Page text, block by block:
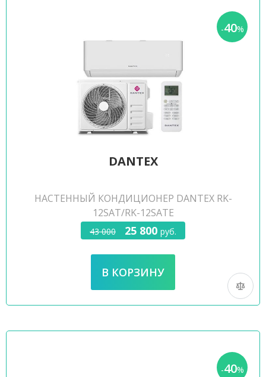
-40%
DANTEX
НАСТЕННЫЙ КОНДИЦИОНЕР DANTEX RK-
12SAT/RK-12SATE
43 000 25 800 руб.
-40%